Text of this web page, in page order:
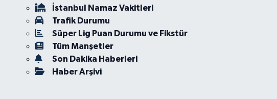
İstanbul Namaz Vakitleri
Trafik Durumu
Süper Lig Puan Durumu ve Fikstür
Tüm Manşetler
Son Dakika Haberleri
Haber Arşivi